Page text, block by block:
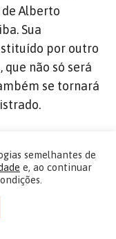
Alberto
Sua
por outro
não só será
se tornará
do
também
semelhantes de
e, ao continuar